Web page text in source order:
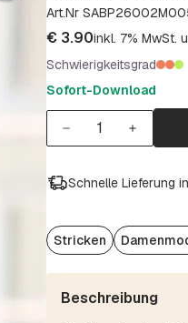
Art.Nr
€3.90inkl. 7% MwSt.
Schwierigkeitsgrad
Sofort-Download
Schnelle Lieferung
Stricken
Beschreibung